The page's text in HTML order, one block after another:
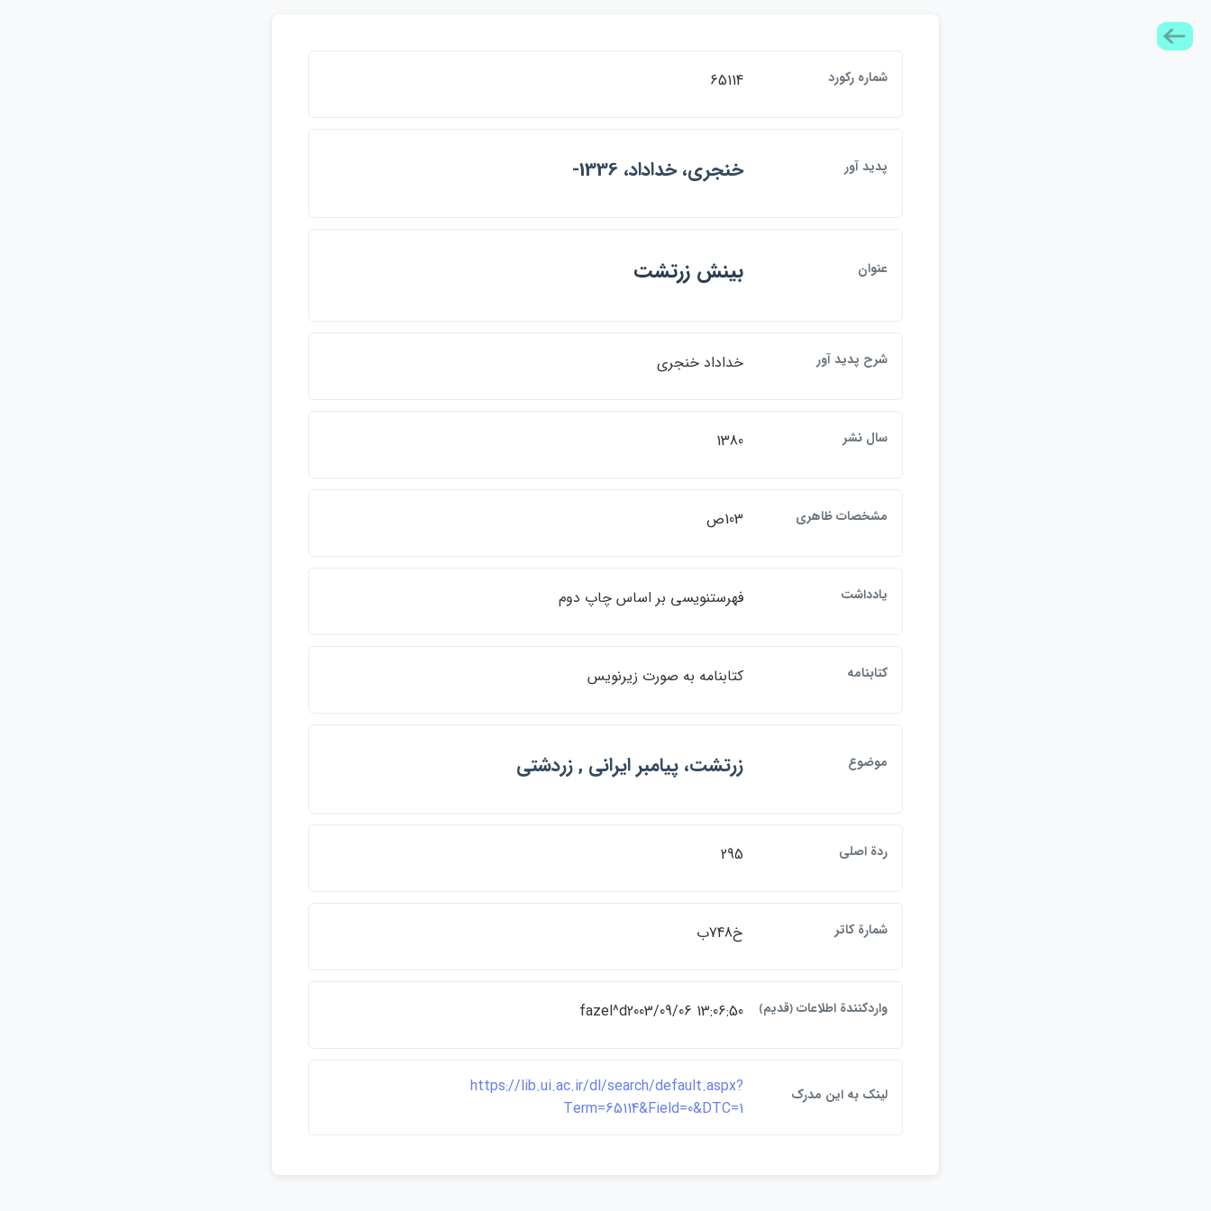
شماره ركورد 65114
پديد آور خنجري، خداداد، 1336-
عنوان بينش زرتشت
شرح پديد آور خداداد خنجري
سال نشر 1380
مشخصات ظاهري 103ص
يادداشت فهرستنويسي بر اساس چاپ دوم
كتابنامه كتابنامه به صورت زيرنويس
موضوع زرتشت، پيامبر ايراني , زردشتي
ردة اصلي 295
شمارة كاتر خ748ب
واردكنندة اطلاعات ﴿قديم﴾ fazel^d2003/09/06 13:06:50
لينک به اين مدرک
https://lib.ui.ac.ir/dl/search/default.aspx?
Term=65114&Field=0&DTC=1